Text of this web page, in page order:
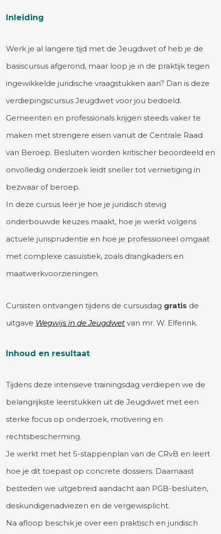
Inleiding
Werk je al langere tijd met de Jeugdwet of heb je de
basiscursus afgerond, maar loop je in de praktijk tegen
ingewikkelde juridische vraagstukken aan? Dan is deze
verdiepingscursus Jeugdwet voor jou bedoeld.
Gemeenten en professionals krijgen steeds vaker te
maken met strengere eisen vanuit de Centrale Raad
van Beroep. Besluiten worden kritischer beoordeeld en
onvolledig onderzoek leidt sneller tot vernietiging in
bezwaar of beroep.
In deze cursus leer je hoe je juridisch stevig
onderbouwde keuzes maakt, hoe je werkt volgens
actuele jurisprudentie en hoe je professioneel omgaat
met complexe casuïstiek, zoals drangkaders en
maatwerkvoorzieningen.
Cursisten ontvangen tijdens de cursusdag gratis de
uitgave Wegwijs in de Jeugdwet van mr. W. Elferink.
Inhoud en resultaat
Tijdens deze intensieve trainingsdag verdiepen we de
belangrijkste leerstukken uit de Jeugdwet met een
sterke focus op onderzoek, motivering en
rechtsbescherming.
Je werkt met het 5-stappenplan van de CRvB en leert
hoe je dit toepast op concrete dossiers. Daarnaast
besteden we uitgebreid aandacht aan PGB-besluiten,
deskundigenadviezen en de vergewisplicht.
Na afloop beschik je over een praktisch en juridisch